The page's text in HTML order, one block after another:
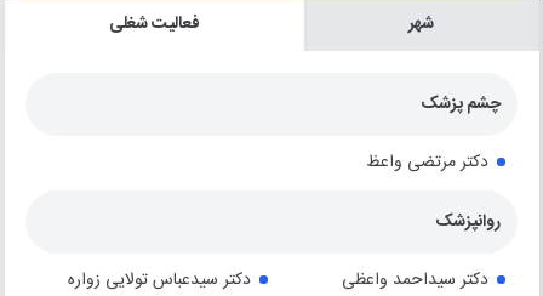
شهر فعالیت شغلی
چشم پزشک
دکتر مرتضی واعظ
روانپزشک
دکتر سیداحمد واعظی دکتر سیدعباس تولایی زواره